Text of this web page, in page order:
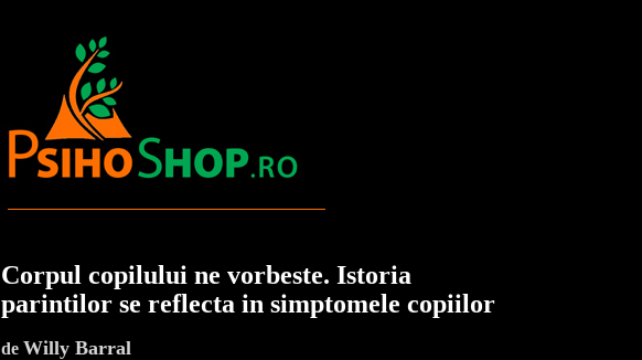
Corpul copilului ne vorbeste. Istoria
parintilor se reflecta in simptomele copiilor
de Willy Barral